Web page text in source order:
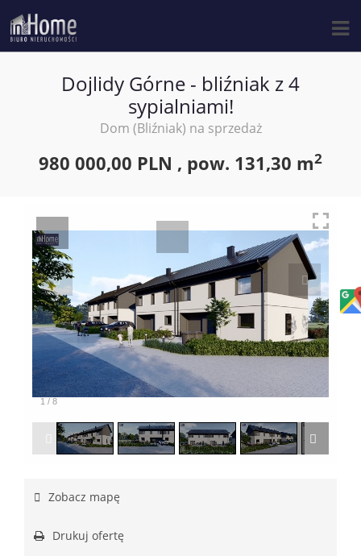
Dojlidy Górne - bliźniak z 4
sypialniami!
Dom (Bliźniak) na sprzedaż
980 000,00 PLN , pow. 131,30 m2
1 / 8
Zobacz mapę
Drukuj ofertę